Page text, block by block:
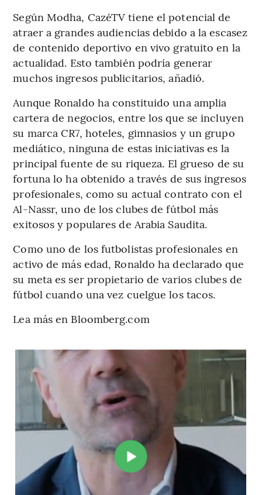
Según Modha, CazéTV tiene el potencial de
atraer a grandes audiencias debido a la escasez
de contenido deportivo en vivo gratuito en la
actualidad. Esto también podría generar
muchos ingresos publicitarios, añadió.
Aunque Ronaldo ha constituido una amplia
cartera de negocios, entre los que se incluyen
su marca CR7, hoteles, gimnasios y un grupo
mediático, ninguna de estas iniciativas es la
principal fuente de su riqueza. El grueso de su
fortuna lo ha obtenido a través de sus ingresos
profesionales, como su actual contrato con el
Al-Nassr, uno de los clubes de fútbol más
exitosos y populares de Arabia Saudita.
Como uno de los futbolistas profesionales en
activo de más edad, Ronaldo ha declarado que
su meta es ser propietario de varios clubes de
fútbol cuando una vez cuelgue los tacos.
Lea más en Bloomberg.com